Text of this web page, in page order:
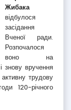
Жибака
відбулося
засідання
Вченої ради.
Розпочалося
воно на
знову вручення
трудову
120-річного